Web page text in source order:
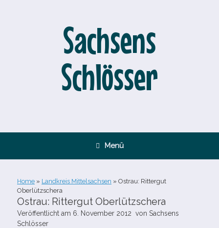
Sachsens
Schlösser
Menü
Home » Landkreis Mittelsachsen » Ostrau: Rittergut
Oberlützschera
Ostrau: Rittergut Oberlützschera
Veröffentlicht am 6. November 2012 von Sachsens
Schlösser